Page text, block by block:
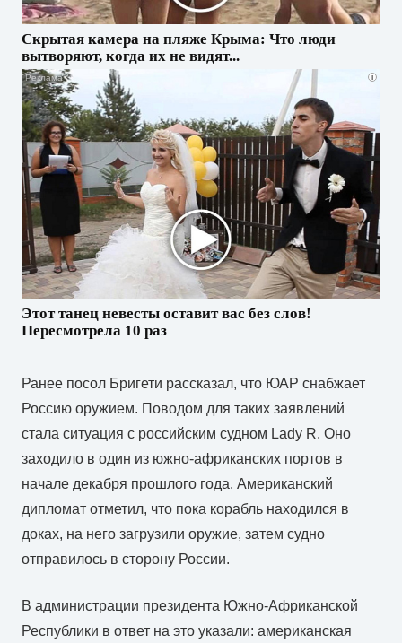
Скрытая камера на пляже Крыма: Что люди
вытворяют, когда их не видят...
i
Этот танец невесты оставит вас без слов!
Пересмотрела 10 раз
Ранее посол Бригети рассказал, что ЮАР снабжает
Россию оружием. Поводом для таких заявлений
стала ситуация с российским судном Lady R. Оно
заходило в один из южно-африканских портов в
начале декабря прошлого года. Американский
дипломат отметил, что пока корабль находился в
доках, на него загрузили оружие, затем судно
отправилось в сторону России.
В администрации президента Южно-Африканской
Республики в ответ на это указали: американская